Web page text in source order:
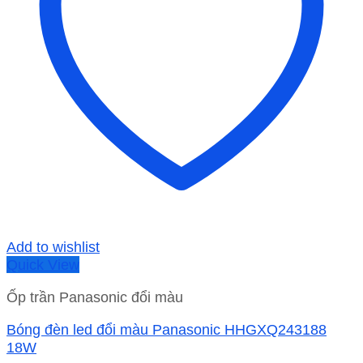
Add to wishlist
Quick View
Ốp trần Panasonic đổi màu
Bóng đèn led đổi màu Panasonic HHGXQ243188
18W